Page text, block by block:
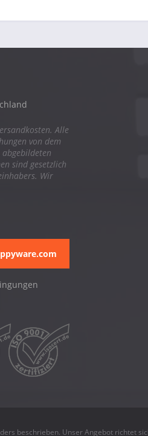
Alle
von dem
sind gesetzlich
Wir
beschrieben. Unser Angebot richtet